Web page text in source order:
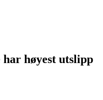
høyest utslipp